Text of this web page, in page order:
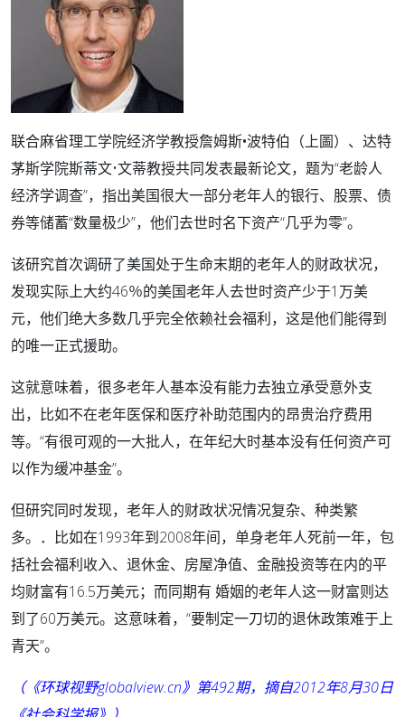
联合麻省理工学院经济学教授詹姆斯•波特伯 （上圖）、达特
茅斯学院斯蒂文•文蒂教授共同发表最新论文，题为“老龄人
经济学调查”，指出美国很大一部分老年人的银行、股票、债
券等储蓄“数量极少”，他们去世时名下资产“几乎为零”。
该研究首次调研了美国处于生命末期的老年人的财政状况，
发现实际上大约46％的美国老年人去世时资产少于1万美
元，他们绝大多数几乎完全依赖社会福利，这是他们能得到
的唯一正式援助。
这就意味着，很多老年人基本没有能力去独立承受意外支
出，比如不在老年医保和医疗补助范围内的昂贵治疗费用
等。“有很可观的一大批人，在年纪大时基本没有任何资产可
以作为缓冲基金”。
但研究同时发现，老年人的财政状况情况复杂、种类繁
多。．比如在1993年到2008年间，单身老年人死前一年，包
括社会福利收入、退休金、房屋净值、金融投资等在内的平
均财富有16.5万美元；而同期有 婚姻的老年人这一财富则达
到了60万美元。这意味着，“要制定一刀切的退休政策难于上
青天”。
（《环球视野globalview.cn》第492期，摘自2012年8月30日